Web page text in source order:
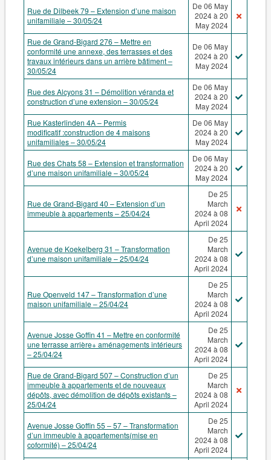
Rue de Dilbeek 79 – Extension d’une maison
unifamiliale – 30/05/24
De 06 May
2024 à 20
May 2024
Rue de Grand-Bigard 276 – Mettre en
conformité une annexe, des terrasses et des
travaux intérieurs dans un arrière bâtiment –
30/05/24
De 06 May
2024 à 20
May 2024
Rue des Alcyons 31 – Démolition véranda et
construction d’une extension – 30/05/24
De 06 May
2024 à 20
May 2024
Rue Kasterlinden 4A – Permis
modificatif :construction de 4 maisons
unifamiliales – 30/05/24
De 06 May
2024 à 20
May 2024
Rue des Chats 58 – Extension et transformation
d’une maison unifamiliale – 30/05/24
De 06 May
2024 à 20
May 2024
Rue de Grand-Bigard 40 – Extension d’un
immeuble à appartements – 25/04/24
De 25
March
2024 à 08
April 2024
Avenue de Koekelberg 31 – Transformation
d’une maison unifamiliale – 25/04/24
De 25
March
2024 à 08
April 2024
Rue Openveld 147 – Transformation d’une
maison unifamiliale – 25/04/24
De 25
March
2024 à 08
April 2024
Avenue Josse Goffin 41 – Mettre en conformité
une terrasse arrière+ aménagements intérieurs
– 25/04/24
De 25
March
2024 à 08
April 2024
Rue de Grand-Bigard 507 – Construction d’un
immeuble à appartements et de nouveaux
dépôts, avec démolition de dépôts existants –
25/04/24
De 25
March
2024 à 08
April 2024
Avenue Josse Goffin 55 – 57 – Transformation
d’un immeuble à appartements(mise en
coformité) – 25/04/24
De 25
March
2024 à 08
April 2024